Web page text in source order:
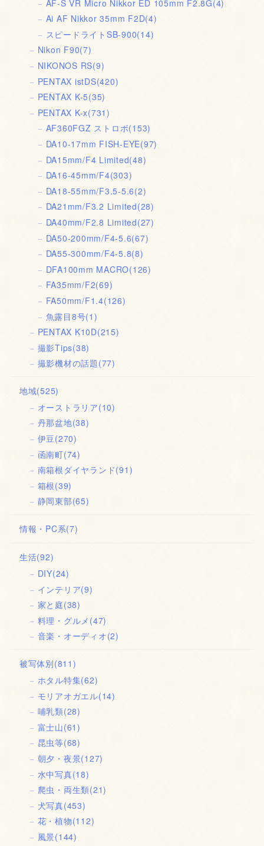
AF-S VR Micro Nikkor ED 105mm F2.8G(4)
Ai AF Nikkor 35mm F2D(4)
スピードライトSB-900(14)
Nikon F90(7)
NIKONOS RS(9)
PENTAX istDS(420)
PENTAX K-5(35)
PENTAX K-x(731)
AF360FGZ ストロボ(153)
DA10-17mm FISH-EYE(97)
DA15mm/F4 Limited(48)
DA16-45mm/F4(303)
DA18-55mm/F3.5-5.6(2)
DA21mm/F3.2 Limited(28)
DA40mm/F2.8 Limited(27)
DA50-200mm/F4-5.6(67)
DA55-300mm/F4-5.8(8)
DFA100mm MACRO(126)
FA35mm/F2(69)
FA50mm/F1.4(126)
魚露目8号(1)
PENTAX K10D(215)
撮影Tips(38)
撮影機材の話題(77)
地域(525)
オーストラリア(10)
丹那盆地(38)
伊豆(270)
函南町(74)
南箱根ダイヤランド(91)
箱根(39)
静岡東部(65)
情報・PC系(7)
生活(92)
DIY(24)
インテリア(9)
家と庭(38)
料理・グルメ (47)
音楽・オーディオ(2)
被写体別(811)
ホタル特集(62)
モリアオガエル(14)
哺乳類(28)
富士山(61)
昆虫等(68)
朝夕・夜景(127)
水中写真(18)
爬虫・両生類(21)
犬写真(453)
花・植物(112)
風景(144)